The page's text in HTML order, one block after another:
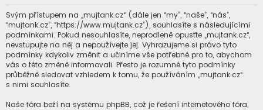
Svým přístupem na „mujtank.cz“ (dále jen “my”, “naše”, “nás”,
“mujtank.cz”, “https://www.mujtank.cz”), souhlasíte s následujícími
podmínkami. Pokud nesouhlasíte, neprodleně opusťte „mujtank.cz“,
nevstupujte na něj a nepoužívejte jej. Vyhrazujeme si právo tyto
podmínky kdykoliv změnit a učiníme vše potřebné pro to, abychom
vás o této změně informovali. Přesto je rozumné tyto podmínky
průběžně sledovat vzhledem k tomu, že používáním „mujtank.cz“
s nimi souhlasíte.
Naše fóra beží na systému phpBB, což je řešení internetového fóra,